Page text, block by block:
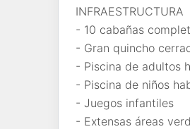
INFRAESTRUCTURA
- 10 cabañas
- Gran quincho
- Piscina de adultos
- Piscina de niños
- Juegos infantiles
- Extensas áreas